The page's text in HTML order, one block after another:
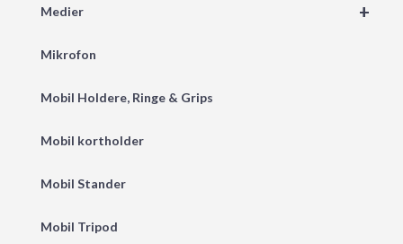
+
Medier
Mikrofon
Mobil Holdere, Ringe & Grips
Mobil kortholder
Mobil Stander
Mobil Tripod